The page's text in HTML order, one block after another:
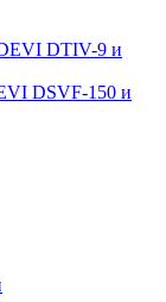
DTIV-9 и
DSVF-150 и